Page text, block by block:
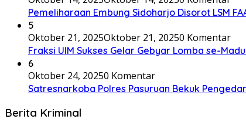
Pemeliharaan Embung Sidoharjo Disorot LSM
5
Oktober 21, 2025Oktober 21, 20250 Komentar
Fraksi UIM Sukses Gelar Gebyar Lomba se-
6
Oktober 24, 20250 Komentar
Satresnarkoba Polres Pasuruan Bekuk
Berita Kriminal